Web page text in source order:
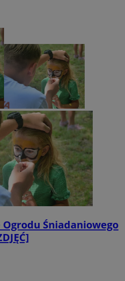
Śniadaniowego